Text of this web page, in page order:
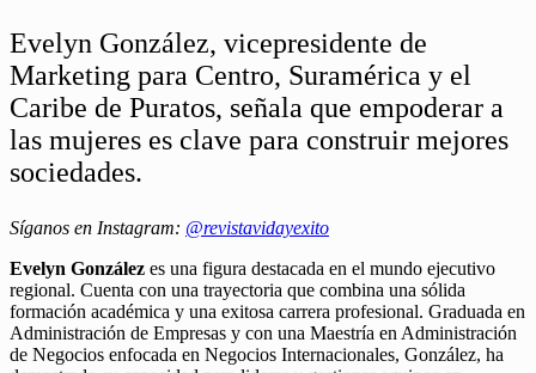
Evelyn González, vicepresidente de
Marketing para Centro, Suramérica y el
Caribe de Puratos, señala que empoderar a
las mujeres es clave para construir mejores
sociedades.
Síganos en Instagram: @revistavidayexito
Evelyn González es una figura destacada en el mundo ejecutivo
regional. Cuenta con una trayectoria que combina una sólida
formación académica y una exitosa carrera profesional. Graduada en
Administración de Empresas y con una Maestría en Administración
de Negocios enfocada en Negocios Internacionales, González, ha